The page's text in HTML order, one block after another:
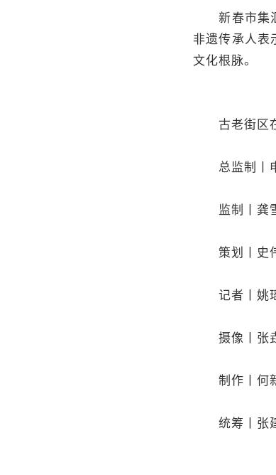
新春市集汇
非遗传承人表
文化根脉。
古老街区在
总监制丨
监制丨龚
策划丨史
记者丨姚
摄像丨张
制作丨何
统筹丨张